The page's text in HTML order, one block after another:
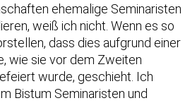
ehemalige Seminaristen
weiß ich nicht. Wenn es so
dass dies aufgrund einer
wie sie vor dem Zweiten
wurde, geschieht. Ich
Bistum Seminaristen und